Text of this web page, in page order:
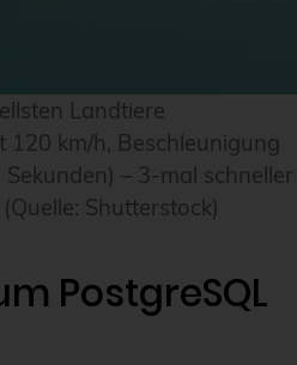
Landtiere
120 km/h, Beschleunigung
– 3-mal schneller
Shutterstock)
PostgreSQL